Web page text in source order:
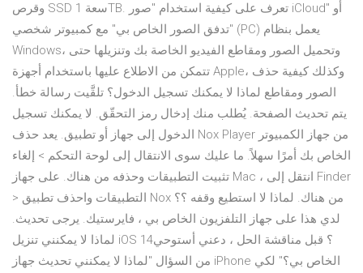
وقرص SSD سعة 1TB. تعرف على كيفية استخدام "صور iCloud" أو
"تدفق الصور الخاص بي" مع كمبيوتر شخصي (PC) يعمل بنظام
Windows، وتحميل الصور ومقاطع الفيديو الخاصة بك وتنزيلها حتى
تتمكن من الاطلاع عليها باستخدام أجهزة Apple، وكذلك كيفية حذف
الصور ومقاطع لماذا لا يمكنك تسجيل الدخول؟ تلقَّيت رسالة خطأ.
يتم تحديث الصفحة. يُطلب منك إدخال رمز التحقّق. لا يمكنك تسجيل
الدخول إلى جهاز أو تطبيق. يعد حذف Nox Player من جهاز الكمبيوتر
الخاص بك أمرًا سهلاً. ما عليك سوى الانتقال إلى لوحة التحكم > إلغاء
تثبيت التطبيقات وحذفه من هناك. على جهاز Mac ، انتقل إلى Finder
> التطبيقات واحذف تطبيق Nox من هناك. لماذا لا استطيع وقفه ؟؟
لدي هذا على جهاز التلفزيون الخاص بي ، فايرستيك. يرجى تحديث.
لماذا لا يمكنني تنزيل iOS 14؟ قبل مناقشة الحل ، دعني أستوحي
من السؤال "لماذا لا يمكنني تحديث جهاز iPhone الخاص بي؟" لكي